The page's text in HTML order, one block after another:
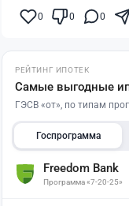
0 0 0
РЕЙТИНГ ИПОТЕК
Самые выгодные
ГЭСВ «от», по типам
Госпрограмма
Freedom Bank
Программа «7-20-25»